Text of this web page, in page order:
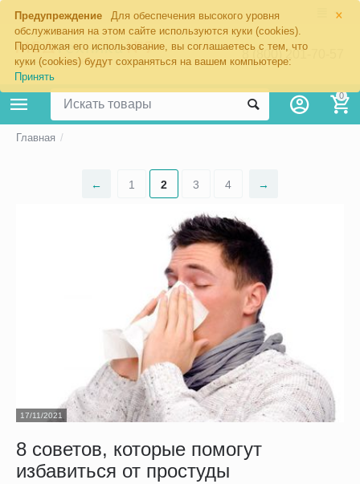
×
Предупреждение
Для обеспечения высокого уровня
обслуживания на этом сайте используются куки (cookies).
Продолжая его использование, вы соглашаетесь с тем, что
куки (cookies) будут сохраняться на вашем компьютере:
Принять
8 (800) 201-70-57
0
Главная /
1 2 3 4
17/11/2021
8 советов, которые помогут
избавиться от простуды